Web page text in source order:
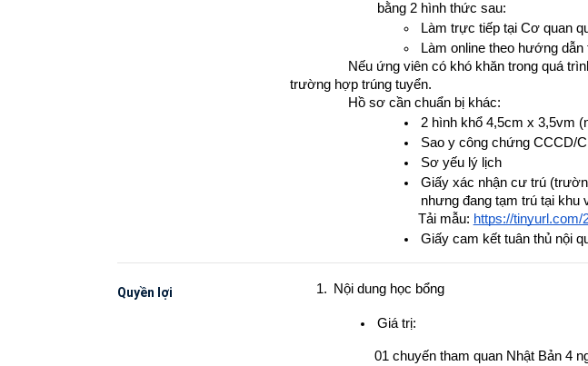
bằng 2 hình thức sau:
Làm trực tiếp tại Cơ quan
Làm online theo hướng dẫn
Nếu ứng viên có khó khăn trong quá
trường hợp trúng tuyển.
Hồ sơ cần chuẩn bị khác:
2 hình khổ 4,5cm x 3,5vm
Sao y công chứng CCCD/
Sơ yếu lý lịch
Giấy xác nhận cư trú
nhưng đang tạm trú tại khu
Tải mẫu: https://tinyurl.com/
Giấy cam kết tuân thủ nội
Quyền lợi Nội dung học bổng
Giá trị:
01 chuyến tham quan Nhật Bản 4